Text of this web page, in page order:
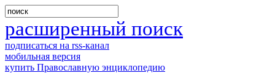
расширенный поиск
подписаться на rss-канал
мобильная версия
купить Православную энциклопедию